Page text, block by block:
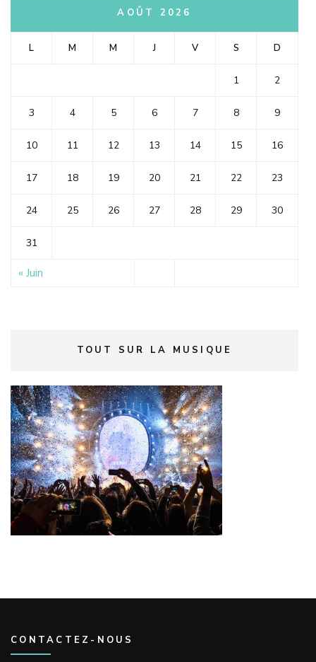
AOÛT 2026
L M M J V S D
1 2
3 4 5 6 7 8 9
10 11 12 13 14 15 16
17 18 19 20 21 22 23
24 25 26 27 28 29 30
31
« Juin
TOUT SUR LA MUSIQUE
CONTACTEZ-NOUS